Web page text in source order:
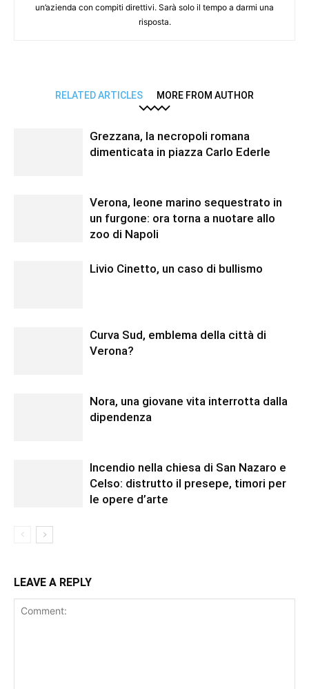
un’azienda con compiti direttivi. Sarà solo il tempo a darmi una
risposta.
RELATED ARTICLES MORE FROM AUTHOR
Grezzana, la necropoli romana
dimenticata in piazza Carlo Ederle
Verona, leone marino sequestrato in
un furgone: ora torna a nuotare allo
zoo di Napoli
Livio Cinetto, un caso di bullismo
Curva Sud, emblema della città di
Verona?
Nora, una giovane vita interrotta dalla
dipendenza
Incendio nella chiesa di San Nazaro e
Celso: distrutto il presepe, timori per
le opere d’arte
LEAVE A REPLY